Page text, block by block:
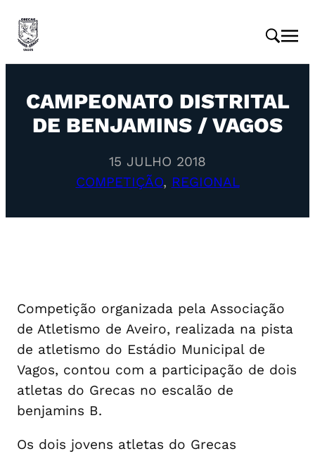
CAMPEONATO DISTRITAL
DE BENJAMINS / VAGOS
15 JULHO 2018
COMPETIÇÃO, REGIONAL
Competição organizada pela Associação
de Atletismo de Aveiro, realizada na pista
de atletismo do Estádio Municipal de
Vagos, contou com a participação de dois
atletas do Grecas no escalão de
benjamins B.
Os dois jovens atletas do Grecas